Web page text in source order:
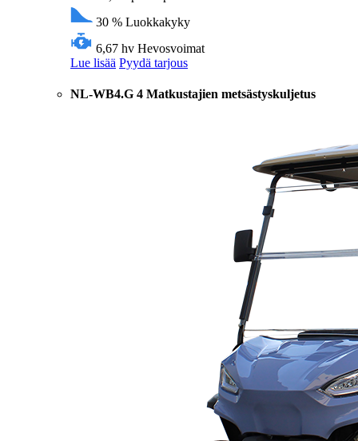
30 % Luokkakyky
6,67 hv Hevosvoimat
Lue lisää Pyydä tarjous
NL-WB4.G 4 Matkustajien metsästyskuljetus